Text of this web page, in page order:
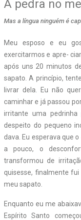
A pedra no
Mas a língua ninguém é
Meu esposo e eu
exercitarmos e apre-
após uns 20 minutos
sapato. A princípio,
livrar dela. Eu não
caminhar e já passou
irritante uma pedrinha
despeito do pequeno
dava. Eu esperava que
a pouco, o
transformou de
quisesse, finalmente
meu sapato.
Enquanto eu me
Espírito Santo